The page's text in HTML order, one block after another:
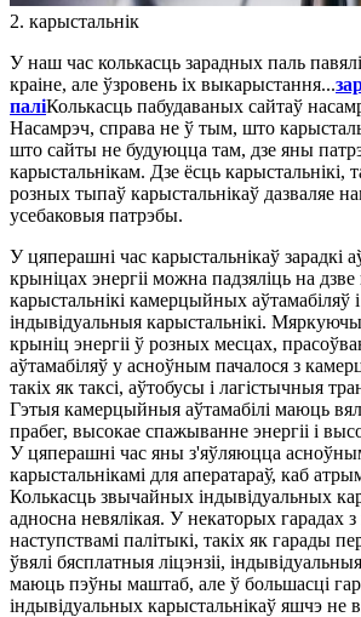
2. карыстальнік
У наш час колькасць зарадных паль
краіне, але ўзровень іх выкарыстання...
паліКолькасць пабудаваных сайтаў
Насамрэч, справа не ў тым, што
што сайты не будуюцца там, дзе яны
карыстальнікам. Дзе ёсць карыстальнікі,
розных тыпаў карыстальнікаў дазваляе
усебаковыя патрэбы.
У цяперашні час карыстальнікаў зарадкі
крыніцах энергіі можна падзяліць на дзве
карыстальнікі камерцыйных аўтамабіляў
індывідуальныя карыстальнікі.
крыніц энергіі ў розных месцах,
аўтамабіляў у асноўным пачалося з
такіх як таксі, аўтобусы і лагістычныя
Гэтыя камерцыйныя аўтамабілі маюць
прабег, высокае спажыванне энергіі і
У цяперашні час яны з'яўляюцца
карыстальнікамі для аператараў, каб
Колькасць звычайных індывідуальных
адносна невялікая. У некаторых гарадах з
наступствамі палітыкі, такіх як гарады
ўвялі бясплатныя ліцэнзіі,
маюць пэўны маштаб, але ў большасці
індывідуальных карыстальнікаў яшчэ не